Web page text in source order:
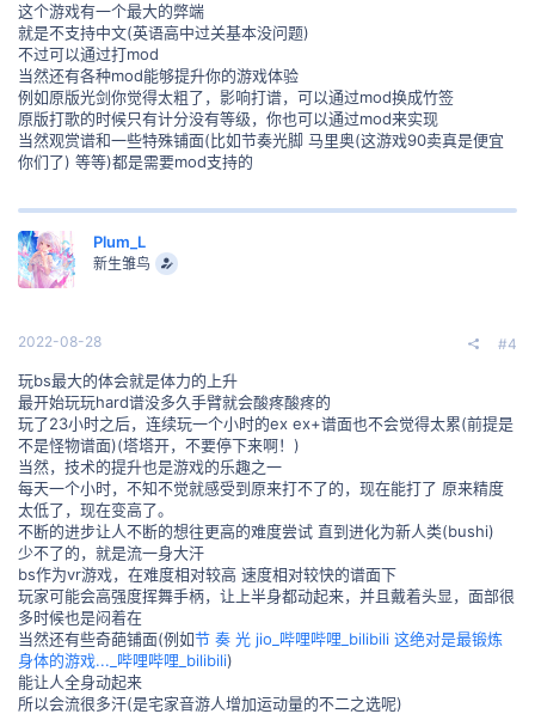
这个游戏有一个最大的弊端
就是不支持中文(英语高中过关基本没问题)
不过可以通过打mod
当然还有各种mod能够提升你的游戏体验
例如原版光剑你觉得太粗了，影响打谱，可以通过mod换成竹签
原版打歌的时候只有计分没有等级，你也可以通过mod来实现
当然观赏谱和一些特殊铺面(比如节奏光脚 马里奥(这游戏90卖真是便宜
你们了) 等等)都是需要mod支持的
Plum_L
新生雏鸟
2022-08-28 #4
玩bs最大的体会就是体力的上升
最开始玩玩hard谱没多久手臂就会酸疼酸疼的
玩了23小时之后，连续玩一个小时的ex ex+谱面也不会觉得太累(前提是
不是怪物谱面)(塔塔开，不要停下来啊！)
当然，技术的提升也是游戏的乐趣之一
每天一个小时，不知不觉就感受到原来打不了的，现在能打了 原来精度
太低了，现在变高了。
不断的进步让人不断的想往更高的难度尝试 直到进化为新人类(bushi)
少不了的，就是流一身大汗
bs作为vr游戏，在难度相对较高 速度相对较快的谱面下
玩家可能会高强度挥舞手柄，让上半身都动起来，并且戴着头显，面部很
多时候也是闷着在
当然还有些奇葩铺面(例如节 奏 光 jio_哔哩哔哩_bilibili 这绝对是最锻炼
身体的游戏..._哔哩哔哩_bilibili)
能让人全身动起来
所以会流很多汗(是宅家音游人增加运动量的不二之选呢)